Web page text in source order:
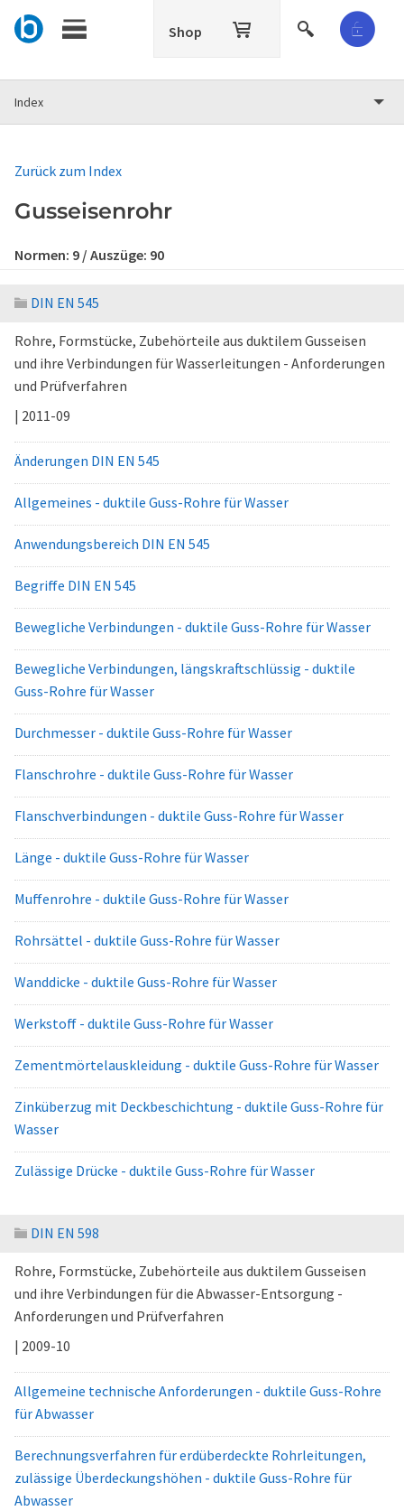
Shop
Index
Zurück zum Index
Gusseisenrohr
Normen: 9 / Auszüge: 90
DIN EN 545
Rohre, Formstücke, Zubehörteile aus duktilem Gusseisen
und ihre Verbindungen für Wasserleitungen - Anforderungen
und Prüfverfahren
| 2011-09
Änderungen DIN EN 545
Allgemeines - duktile Guss-Rohre für Wasser
Anwendungsbereich DIN EN 545
Begriffe DIN EN 545
Bewegliche Verbindungen - duktile Guss-Rohre für Wasser
Bewegliche Verbindungen, längskraftschlüssig - duktile
Guss-Rohre für Wasser
Durchmesser - duktile Guss-Rohre für Wasser
Flanschrohre - duktile Guss-Rohre für Wasser
Flanschverbindungen - duktile Guss-Rohre für Wasser
Länge - duktile Guss-Rohre für Wasser
Muffenrohre - duktile Guss-Rohre für Wasser
Rohrsättel - duktile Guss-Rohre für Wasser
Wanddicke - duktile Guss-Rohre für Wasser
Werkstoff - duktile Guss-Rohre für Wasser
Zementmörtelauskleidung - duktile Guss-Rohre für Wasser
Zinküberzug mit Deckbeschichtung - duktile Guss-Rohre für
Wasser
Zulässige Drücke - duktile Guss-Rohre für Wasser
DIN EN 598
Rohre, Formstücke, Zubehörteile aus duktilem Gusseisen
und ihre Verbindungen für die Abwasser-Entsorgung -
Anforderungen und Prüfverfahren
| 2009-10
Allgemeine technische Anforderungen - duktile Guss-Rohre
für Abwasser
Berechnungsverfahren für erdüberdeckte Rohrleitungen,
zulässige Überdeckungshöhen - duktile Guss-Rohre für
Abwasser